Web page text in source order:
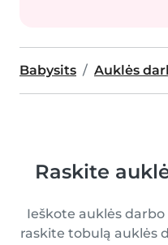
Babysits Auklės
Raskite
Ieškote auklės
raskite tobulą auklės